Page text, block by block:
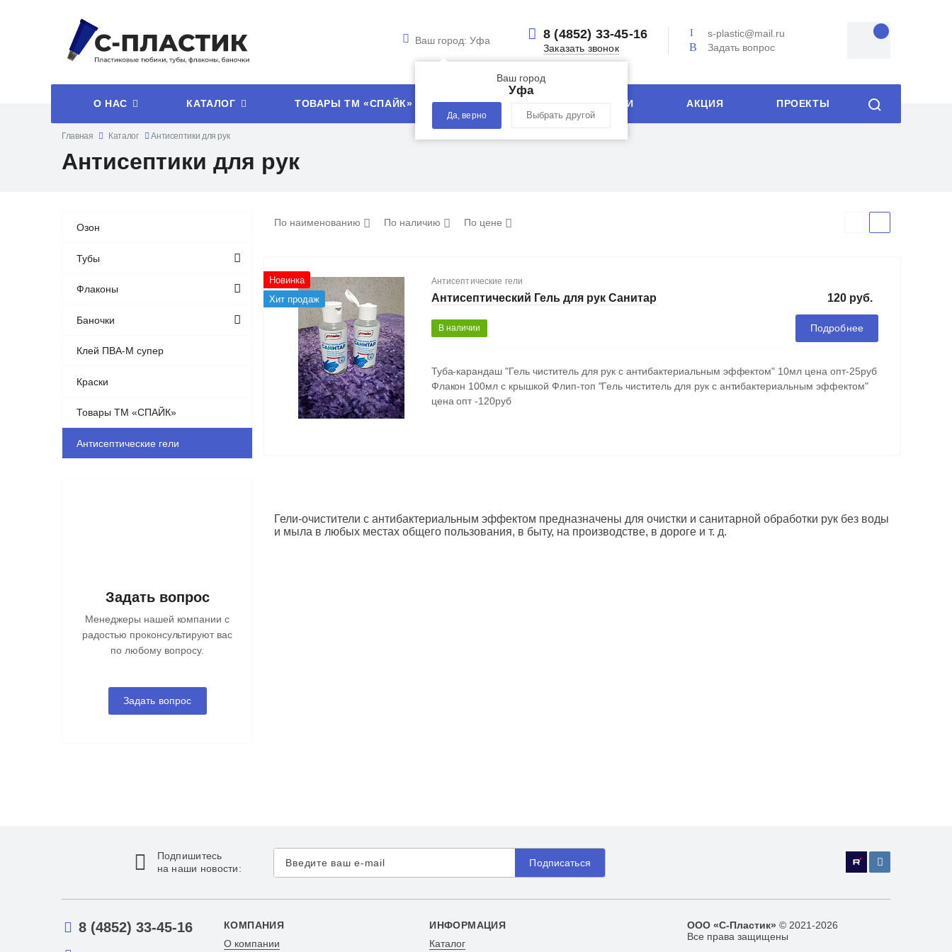
Ваш город: Уфа
Ваш город
Уфа
Да, верно Выбрать другой
8 (4852) 33-45-16
Заказать звонок
s-plastic@mail.ru
Задать вопрос
О НАС КАТАЛОГ ТОВАРЫ ТМ «СПАЙК» УСЛУГИ ТЕХНОЛОГИИ АКЦИЯ ПРОЕКТЫ
Главная Каталог Антисептики для рук
Антисептики для рук
Озон
Тубы
Флаконы
Баночки
Клей ПВА-М супер
Краски
Товары ТМ «СПАЙК»
Антисептические гели
Задать вопрос
Менеджеры нашей компании с
радостью проконсультируют вас
по любому вопросу.
Задать вопрос
По наименованию По наличию По цене
Новинка
Хит продаж
Антисептические гели
Антисептический Гель для рук Санитар 120 руб.
В наличии Подробнее
Туба-карандаш "Гель чиститель для рук с антибактериальным эффектом" 10мл цена опт-25руб
Флакон 100мл с крышкой Флип-топ "Гель чиститель для рук с антибактериальным эффектом"
цена опт -120руб
Гели-очистители с антибактериальным эффектом предназначены для очистки и санитарной обработки рук без воды
и мыла в любых местах общего пользования, в быту, на производстве, в дороге и т. д.
Подпишитесь
на наши новости:
Подписаться
8 (4852) 33-45-16
КОМПАНИЯ
О компании
ИНФОРМАЦИЯ
Каталог
ООО «С-Пластик» © 2021-2026
Все права защищены